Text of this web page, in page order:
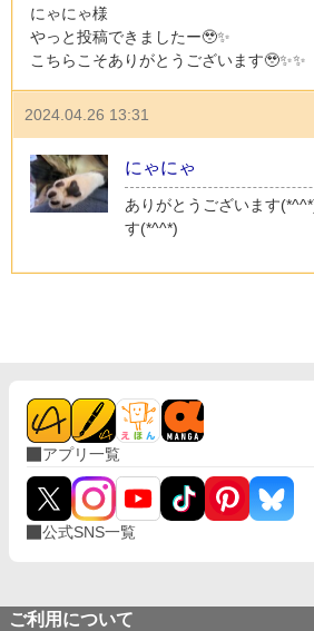
にゃにゃ様
やっと投稿できましたー🥹✨
こちらこそありがとうございます🥹✨✨
2024.04.26 13:31
にゃにゃ
ありがとうございます
す(*^^*)
アプリ一覧
公式SNS一覧
ご利用について